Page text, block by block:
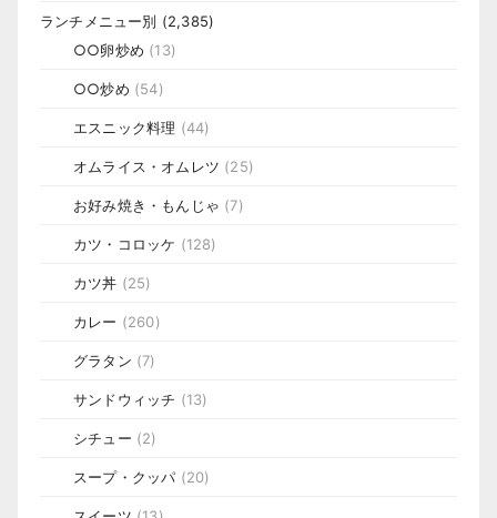
ランチメニュー別 (2,385)
○○卵炒め (13)
○○炒め (54)
エスニック料理 (44)
オムライス・オムレツ (25)
お好み焼き・もんじゃ (7)
カツ・コロッケ (128)
カツ丼 (25)
カレー (260)
グラタン (7)
サンドウィッチ (13)
シチュー (2)
スープ・クッパ (20)